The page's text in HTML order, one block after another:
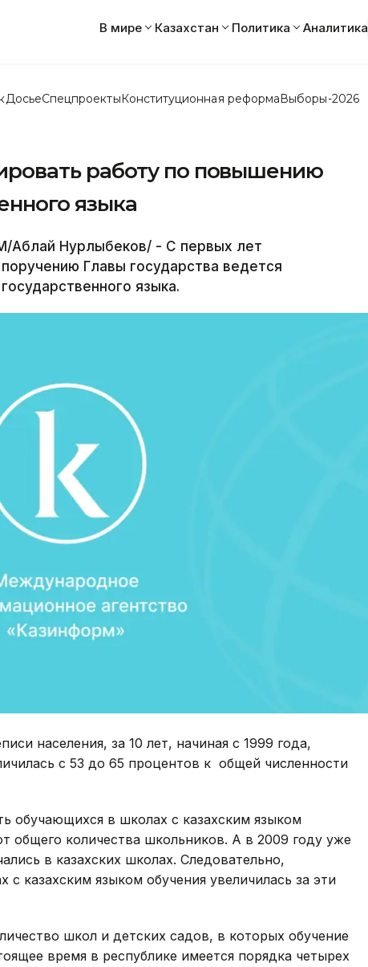
В мире Казахстан Политика Аналитика
ДосьеСпецпроектыКонституционная реформаВыборы-2026
работу по повышению
языка
Аблай Нурлыбеков/ - С первых лет
Главы государства ведется
языка.
населения, за 10 лет, начиная с 1999 года,
с 53 до 65 процентов к общей численности
обучающихся в школах с казахским языком
общего количества школьников. А в 2009 году уже
в казахских школах. Следовательно,
казахским языком обучения увеличилась за эти
школ и детских садов, в которых обучение
время в республике имеется порядка четырех